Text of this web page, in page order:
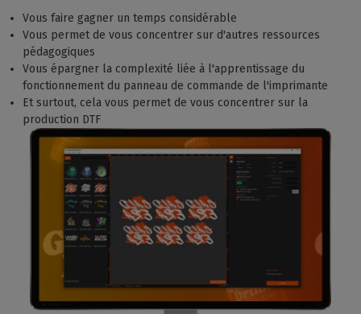
Vous faire gagner un temps considérable
Vous permet de vous concentrer sur d'autres ressources
pédagogiques
Vous épargner la complexité liée à l'apprentissage du
fonctionnement du panneau de commande de l'imprimante
Et surtout, cela vous permet de vous concentrer sur la
production DTF